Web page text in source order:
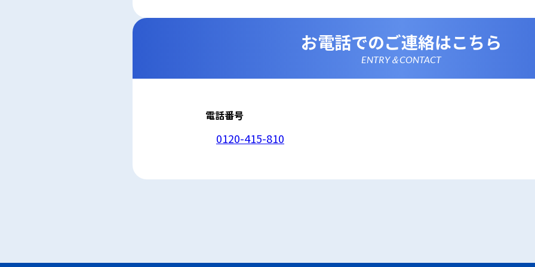
ん、漏えい、滅失及び毀損から保護するため、必要な安全管理措置を講じます
本ウェブサイトでは、一部のコンテンツにおいてCookieを利用しています。
コンテンツへのアクセスに関する情報であり、氏名・メールアドレス・住所・
ません。また、お使いのブラウザ設定からCookieを無効にすることが可能です。
本ウェブサイトでは、Google LLCが提供するアクセス解析ツール「Googleア
せん。この機能はCookieを無効にすることで収集を拒否することが出来ます。
8. プライバシーポリシーの変更
を除いて，応募者等に通知することなく変更することができるものとします。
9. お問い合わせ窓口
お電話でのご連絡はこちら
ENTRY＆CONTACT
電話番号
0120-415-810